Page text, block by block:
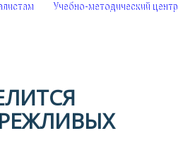
Учебно-методический центр